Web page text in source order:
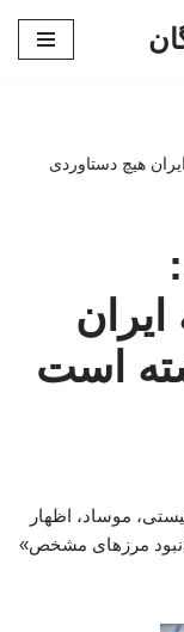
هیچ دستاوردی
است
موساد، اظهار
مرزهای مشخص»